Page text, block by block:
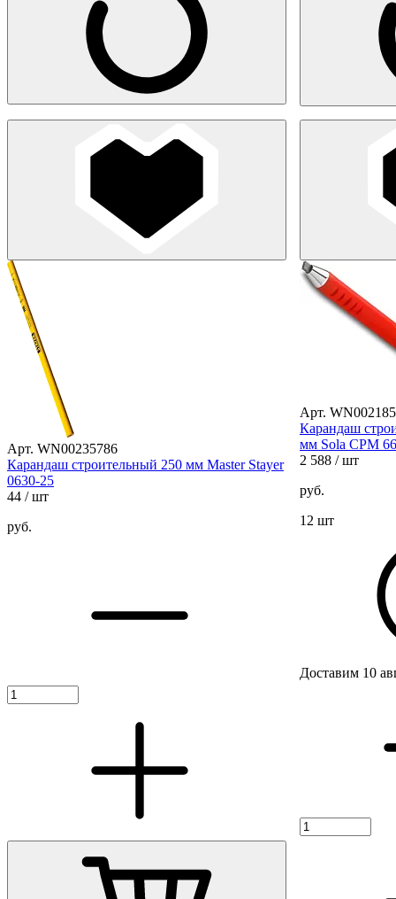
Арт. WN00235786
Карандаш строительный 250 мм Master Stayer
0630-25
44 / шт
руб.
Арт.
Карандаш
мм Sola CPM
2 588 / шт
руб.
12 шт
Доставим 10